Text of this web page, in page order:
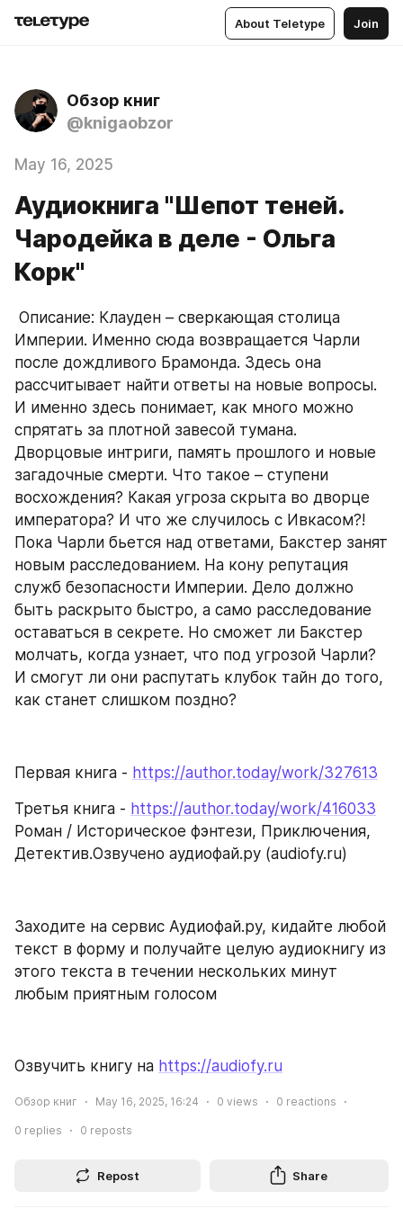
About Teletype Join
Обзор книг
@knigaobzor
May 16, 2025
Аудиокнига "Шепот теней.
Чародейка в деле - Ольга
Корк"
Империи. Именно сюда возвращается Чарли
после дождливого Брамонда. Здесь она
рассчитывает найти ответы на новые вопросы.
И именно здесь понимает, как много можно
спрятать за плотной завесой тумана.
Дворцовые интриги, память прошлого и новые
загадочные смерти. Что такое – ступени
восхождения? Какая угроза скрыта во дворце
императора? И что же случилось с Ивкасом?!
Пока Чарли бьется над ответами, Бакстер занят
новым расследованием. На кону репутация
служб безопасности Империи. Дело должно
быть раскрыто быстро, а само расследование
оставаться в секрете. Но сможет ли Бакстер
молчать, когда узнает, что под угрозой Чарли?
И смогут ли они распутать клубок тайн до того,
как станет слишком поздно?
Первая книга - https://author.today/work/327613
Третья книга - https://author.today/work/416033
Роман / Историческое фэнтези, Приключения,
Детектив.Озвучено аудиофай.ру (audiofy.ru)
Заходите на сервис Аудиофай.ру, кидайте любой
текст в форму и получайте целую аудиокнигу из
этого текста в течении нескольких минут
любым приятным голосом
Озвучить книгу на https://audiofy.ru
Обзор книг May 16, 2025, 16:24 0 views 0 reactions
0 replies 0 reposts
Repost Share